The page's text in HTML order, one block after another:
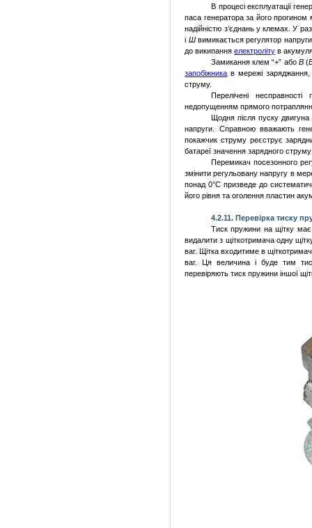
В процесі експлуатації
паса генератора за його
надійністю з’єднань у клемах. У
і Швимикається регулятор
до википанняелектроліту в
Замикання клем “+” або В(
запобіжника в мережі заряджання,
струму.
Перелічені
недопущенням прямого
Щодня після пуску
напруги. Справною вважають
покажчик струму реєструє
батареї значення зарядного
Перемикач посезонного
змінити регульовану напругу в
понад 0°С призведе до
його рівня та оголення пластин
4.2.11. Перевірка тиску
Тиск пружини на щітку
видалити з щіткотримача одну
ваг. Щітка входитиме в
ваг. Ця величина і буде тим
перевіряють тиск пружини іншої